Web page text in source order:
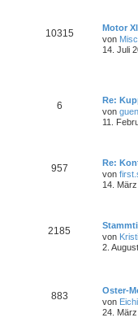
10315
Motor
von
14. Juli
6
Re:
von
11.
957
Re:
von
14.
2185
von
2.
883
Oster-
von Eichi
24.